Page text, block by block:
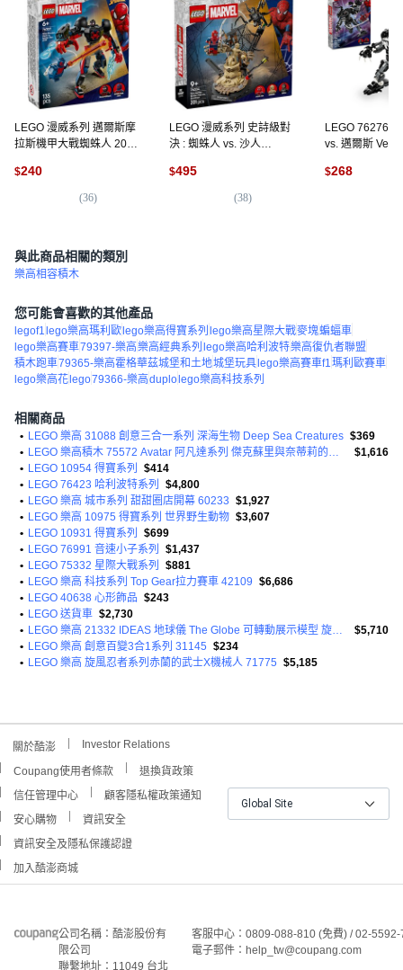
LEGO 漫威系列 邁爾斯摩
拉斯機甲大戰蜘蛛人 2099
Spider-Man 76337, 混和
$240
(36)
LEGO 漫威系列 史詩級對
決 : 蜘蛛人 vs. 沙人
混和顏色, 1套
$495
(38)
LEGO 76276
vs. 邁爾斯
1盒, Mixed
$268
與此商品相關的類別
樂高相容積木
您可能會喜歡的其他產品
legof1 lego樂高瑪利歐 lego樂高得寶系列 lego樂高星際大戰麥塊蝙蝠車
lego樂高賽車79397-樂高樂高經典系列 lego樂高哈利波特樂高復仇者聯盟
積木跑車79365-樂高霍格華茲城堡和土地城堡玩具 lego樂高賽車f1瑪利歐賽車
lego樂高花 lego79366-樂高duplo lego樂高科技系列
相關商品
• LEGO 樂高 31088 創意三合一系列 深海生物 Deep Sea Creatures $369
•
LEGO 樂高積木 75572 Avatar 阿凡達系列 傑克蘇里與奈蒂莉的首次靈鳥飛行 Jake & Neytiri’s First Banshee Flight
$1,616
• LEGO 10954 得寶系列
$414
• LEGO 76423 哈利波特系列
$4,800
• LEGO 樂高 城市系列 甜甜圈店開幕 60233 $1,927
• LEGO 樂高 10975 得寶系列 世界野生動物 $3,607
• LEGO 10931 得寶系列
$699
• LEGO 76991 音速小子系列
$1,437
• LEGO 75332 星際大戰系列
$881
• LEGO 樂高 科技系列 Top Gear拉力賽車 42109 $6,686
• LEGO 40638 心形飾品 $243
• LEGO 送貨車 $2,730
•
LEGO 樂高 21332 IDEAS 地球儀 The Globe 可轉動展示模型 旋轉細節 地圖仿真設計 夜光裝飾 2585片
$5,710
• LEGO 樂高 創意百變3合1系列 31145 $234
• LEGO 樂高 旋風忍者系列赤蘭的武士X機械人 71775 $5,185
關於酷澎 Investor Relations
Coupang使用者條款
退換貨政策
信任管理中心
顧客隱私權政策通知
安心購物
資訊安全
資訊安全及隱私保護認證
加入酷澎商城
Global Site
公司名稱：酷澎股份有
限公司
聯繫地址：11049 台北
客服中心：0809-088-810 (免費) / 02-
電子郵件：help_tw@coupang.com